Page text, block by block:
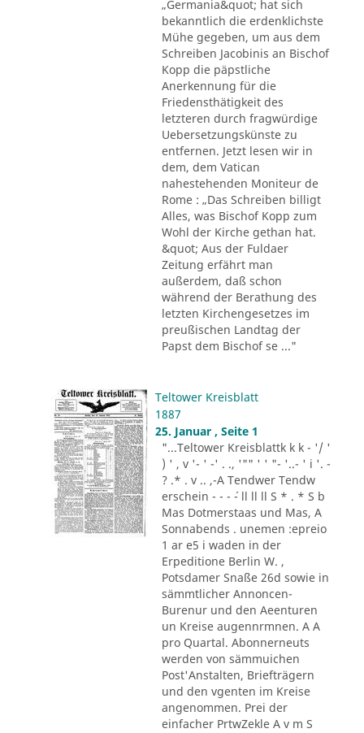
„Germania&quot; hat sich
bekanntlich die erdenklichste
Mühe gegeben, um aus dem
Schreiben Jacobinis an Bischof
Kopp die päpstliche
Anerkennung für die
Friedensthätigkeit des
letzteren durch fragwürdige
Uebersetzungskünste zu
entfernen. Jetzt lesen wir in
dem, dem Vatican
nahestehenden Moniteur de
Rome : „Das Schreiben billigt
Alles, was Bischof Kopp zum
Wohl der Kirche gethan hat.
&quot; Aus der Fuldaer
Zeitung erfährt man
außerdem, daß schon
während der Berathung des
letzten Kirchengesetzes im
preußischen Landtag der
Papst dem Bischof se ..."
Teltower Kreisblatt
1887
25. Januar , Seite 1
"...Teltower Kreisblattk k k - '/ '
) ' , v '- ' -' . ., '"" ' ' "- '..- ' i '. -
? .* . v .. ,-A Tendwer Tendw
erschein - - - ´- ll ll ll S * . * S b
Mas Dotmerstaas und Mas, A
Sonnabends . unemen :epreio
1 ar e5 i waden in der
Erpeditione Berlin W. ,
Potsdamer Snaße 26d sowie in
sämmtlicher Annoncen-
Burenur und den Aeenturen
un Kreise augennrmnen. A A
pro Quartal. Abonnerneuts
werden von sämmuichen
Post'Anstalten, Briefträgern
und den vgenten im Kreise
angenommen. Prei der
einfacher PrtwZekle A v m S